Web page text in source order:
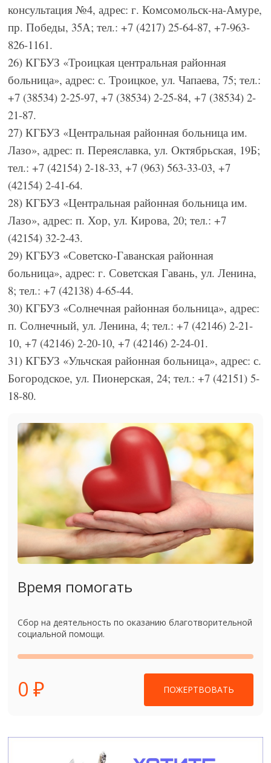
консультация №4, адрес: г. Комсомольск-на-Амуре,
пр. Победы, 35А; тел.: +7 (4217) 25-64-87, +7-963-
826-1161.
26) КГБУЗ «Троицкая центральная районная
больница», адрес: с. Троицкое, ул. Чапаева, 75; тел.:
+7 (38534) 2-25-97, +7 (38534) 2-25-84, +7 (38534) 2-
21-87.
27) КГБУЗ «Центральная районная больница им.
Лазо», адрес: п. Переяславка, ул. Октябрьская, 19Б;
тел.: +7 (42154) 2-18-33, +7 (963) 563-33-03, +7
(42154) 2-41-64.
28) КГБУЗ «Центральная районная больница им.
Лазо», адрес: п. Хор, ул. Кирова, 20; тел.: +7
(42154) 32-2-43.
29) КГБУЗ «Советско-Гаванская районная
больница», адрес: г. Советская Гавань, ул. Ленина,
8; тел.: +7 (42138) 4-65-44.
30) КГБУЗ «Солнечная районная больница», адрес:
п. Солнечный, ул. Ленина, 4; тел.: +7 (42146) 2-21-
10, +7 (42146) 2-20-10, +7 (42146) 2-24-01.
31) КГБУЗ «Ульчская районная больница», адрес: с.
Богородское, ул. Пионерская, 24; тел.: +7 (42151) 5-
18-80.
Время помогать
Сбор на деятельность по оказанию благотворительной
социальной помощи.
0 ₽ ПОЖЕРТВОВАТЬ